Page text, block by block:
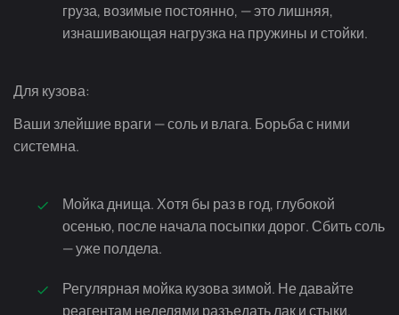
груза, возимые постоянно, — это лишняя,
изнашивающая нагрузка на пружины и стойки.
Для кузова:
Ваши злейшие враги — соль и влага. Борьба с ними
системна.
Мойка днища. Хотя бы раз в год, глубокой
осенью, после начала посыпки дорог. Сбить соль
— уже полдела.
Регулярная мойка кузова зимой. Не давайте
реагентам неделями разъедать лак и стыки.